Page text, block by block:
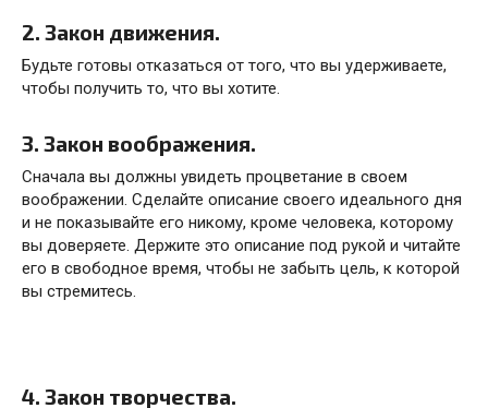
2. Закон движения.
Будьте готовы отказаться от того, что вы удерживаете,
чтобы получить то, что вы хотите.
3. Закон воображения.
Сначала вы должны увидеть процветание в своем
воображении. Сделайте описание своего идеального дня
и не показывайте его никому, кроме человека, которому
вы доверяете. Держите это описание под рукой и читайте
его в свободное время, чтобы не забыть цель, к которой
вы стремитесь.
4. Закон творчества.